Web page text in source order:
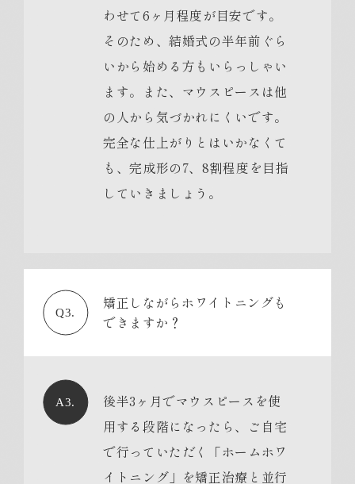
わせて6ヶ月程度が目安です。
そのため、結婚式の半年前ぐら
いから始める方もいらっしゃい
ます。また、マウスピースは他
の人から気づかれにくいです。
完全な仕上がりとはいかなくて
も、完成形の7、8割程度を目指
していきましょう。
Q3.
矯正しながらホワイトニングも
できますか？
A3.
後半3ヶ月でマウスピースを使
用する段階になったら、ご自宅
で行っていただく「ホームホワ
イトニング」を矯正治療と並行